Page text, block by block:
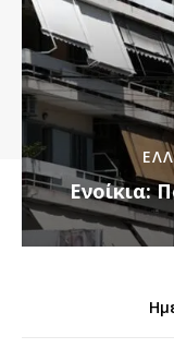
Ενοίκια: